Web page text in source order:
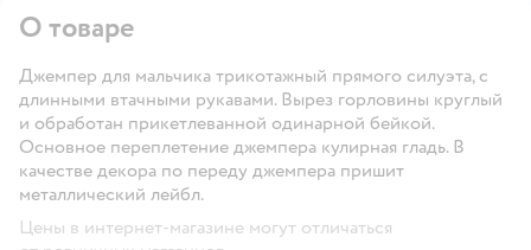
О товаре
Джемпер для мальчика трикотажный прямого силуэта, с
длинными втачными рукавами. Вырез горловины круглый
и обработан прикетлеванной одинарной бейкой.
Основное переплетение джемпера кулирная гладь. В
качестве декора по переду джемпера пришит
металлический лейбл.
Цены в интернет-магазине могут отличаться